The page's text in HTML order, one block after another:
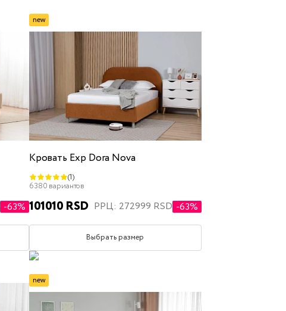
полуторные
с ящиком для белья
-63%
new
Кровать Exp Dora Nova
(1)
6380 вариантов
101010 RSD РРЦ: 272999 RSD -63%
Выбрать размер
new